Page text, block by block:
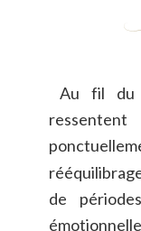
Au fil du
ressentent
de
périodes
émotionnelle